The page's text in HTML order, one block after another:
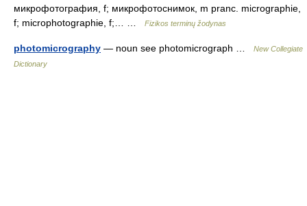
микрофотография, f; микрофотоснимок, m pranc. micrographie,
f; microphotographie, f;… …
Fizikos terminų žodynas
photomicrography — noun see photomicrograph …
New Collegiate
Dictionary